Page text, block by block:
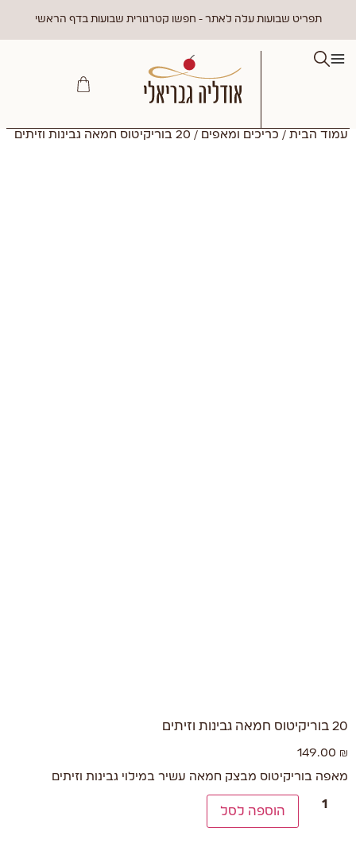
תפריט שבועות עלה לאתר - חפשו קטרגורית שבועות בדף הראשי
עמוד הבית / כריכים ומאפים / 20 בוריקיטוס חמאה גבינות וזיתים
20 בוריקיטוס חמאה גבינות וזיתים
149.00 ₪
מאפה בוריקיטוס מבצק חמאה עשיר במילוי גבינות וזיתים
הוספה לסל